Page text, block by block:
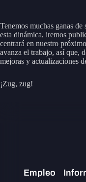
Tenemos muchas ganas
esta dinámica, iremos
centrará en nuestro
avanza el trabajo, así que,
mejoras y actualizaciones
¡Zug, zug!